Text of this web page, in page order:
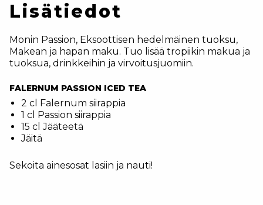
Lisätiedot
Monin Passion, Eksoottisen hedelmäinen tuoksu,
Makean ja hapan maku. Tuo lisää tropiikin makua ja
tuoksua, drinkkeihin ja virvoitusjuomiin.
FALERNUM PASSION ICED TEA
2 cl Falernum siirappia
1 cl Passion siirappia
15 cl Jääteetä
Jäitä
Sekoita ainesosat lasiin ja nauti!